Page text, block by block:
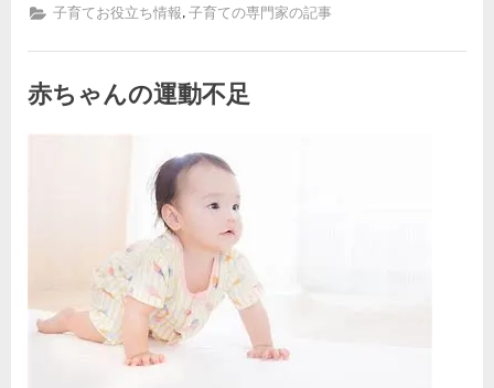
ツ
し
い
こ
ど
方？”
子育てお役立ち情報,子育ての専門家の記事
赤ちゃんの運動不足
Posted
2023年7月28日
By
kodomiracafe2023